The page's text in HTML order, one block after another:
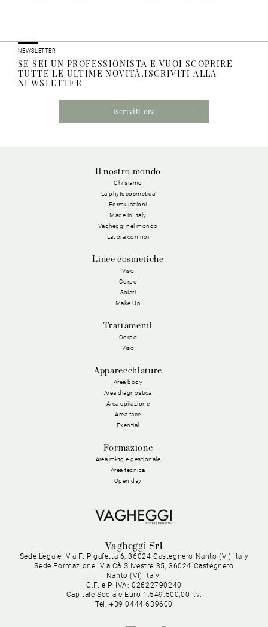
NEWSLETTER
SE SEI UN PROFESSIONISTA E VUOI SCOPRIRE
TUTTE LE ULTIME NOVITÀ,ISCRIVITI ALLA
NEWSLETTER
Iscriviti ora
Il nostro mondo
Chi siamo
La phytocosmetica
Formulazioni
Made in Italy
Vagheggi nel mondo
Lavora con noi
Linee cosmetiche
Viso
Corpo
Solari
Make Up
Trattamenti
Corpo
Viso
Apparecchiature
Area body
Area diagnostica
Area epilazione
Area face
Exential
Formazione
Area mktg e gestionale
Area tecnica
Open day
Vagheggi Srl
Sede Legale: Via F. Pigafetta 6, 36024 Castegnero Nanto (VI) Italy
Sede Formazione: Via Cà Silvestre 35, 36024 Castegnero
Nanto (VI) Italy
C.F. e P. IVA: 02622790240
Capitale Sociale Euro 1.549.500,00 i.v.
Tel. +39 0444 639600